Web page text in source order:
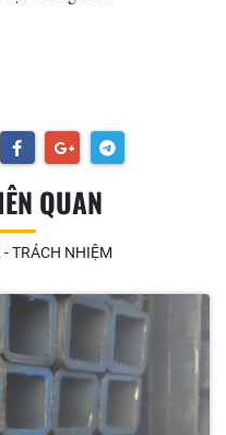
QUAN
- TRÁCH NHIỆM